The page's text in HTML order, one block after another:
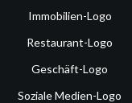
Immobilien-Logo
Restaurant-Logo
Geschäft-Logo
Soziale Medien-Logo